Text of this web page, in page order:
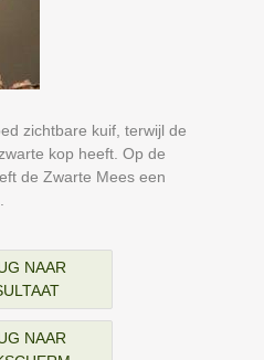
zichtbare kuif, terwijl de
kop heeft. Op de
de Zwarte Mees een
NAAR
NAAR